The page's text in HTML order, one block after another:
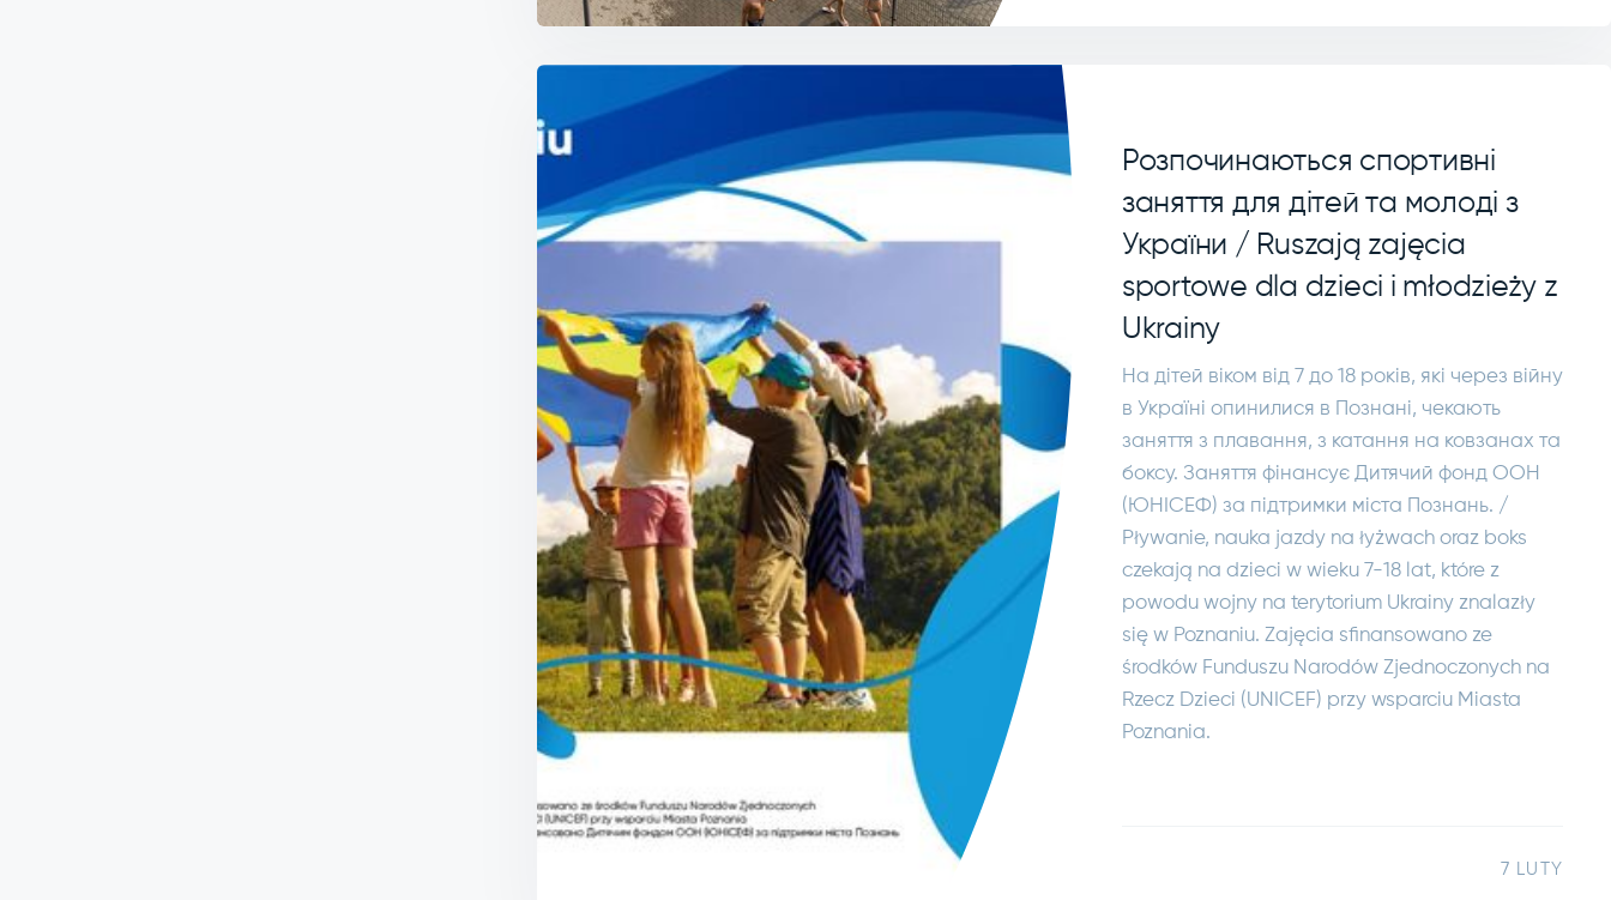
Розпочинаються спортивні
заняття для дітей та молоді з
України / Ruszają zajęcia
sportowe dla dzieci i młodzieży z
Ukrainy
На дітей віком від 7 до 18 років, які через війну
в Україні опинилися в Познані, чекають
заняття з плавання, з катання на ковзанах та
боксу. Заняття фінансує Дитячий фонд ООН
(ЮНІСЕФ) за підтримки міста Познань. /
Pływanie, nauka jazdy na łyżwach oraz boks
czekają na dzieci w wieku 7-18 lat, które z
powodu wojny na terytorium Ukrainy znalazły
się w Poznaniu. Zajęcia sfinansowano ze
środków Funduszu Narodów Zjednoczonych na
Rzecz Dzieci (UNICEF) przy wsparciu Miasta
Poznania.
7 LUTY